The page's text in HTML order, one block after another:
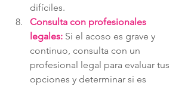
difíciles.
Consulta con profesionales
legales: Si el acoso es grave y
continuo, consulta con un
profesional legal para evaluar tus
opciones y determinar si es